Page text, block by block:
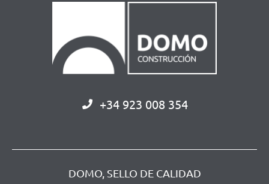
+34 923 008 354
DOMO, SELLO DE CALIDAD